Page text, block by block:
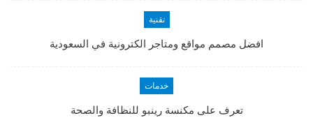
تقنية
افضل مصمم مواقع ومتاجر الكترونية في السعودية
خدمات
تعرف على مكنسة رينبو للنظافة والصحة